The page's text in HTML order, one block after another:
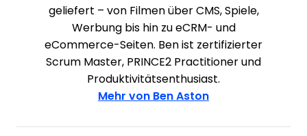
geliefert – von Filmen über CMS, Spiele,
Werbung bis hin zu eCRM- und
eCommerce-Seiten. Ben ist zertifizierter
Scrum Master, PRINCE2 Practitioner und
Produktivitätsenthusiast.
Mehr von Ben Aston